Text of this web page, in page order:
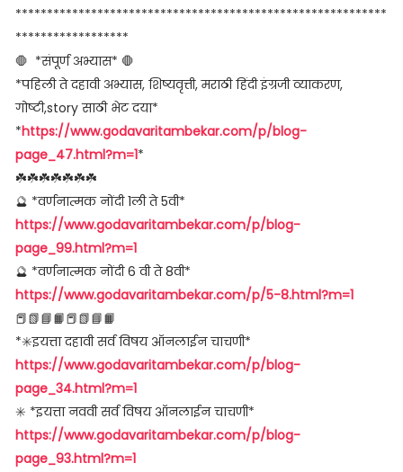
***********************************************************
******************
🛑 *संपूर्ण अभ्यास* 🛑
*पहिली ते दहावी अभ्यास, शिष्यवृत्ती, मराठी हिंदी इंग्रजी व्याकरण,
गोष्टी,story साठी भेट दया*
*https://www.godavaritambekar.com/p/blog-
page_47.html?m=1*
☘️☘️☘️☘️☘️☘️☘️
🔮 *वर्णनात्मक नोंदी 1ली ते 5वी*
https://www.godavaritambekar.com/p/blog-
page_99.html?m=1
🔮 *वर्णनात्मक नोंदी 6 वी ते 8वी*
https://www.godavaritambekar.com/p/5-8.html?m=1
📕📗📘📙📕📗📘📙
*✳️इयत्ता दहावी सर्व विषय ऑनलाईन चाचणी*
https://www.godavaritambekar.com/p/blog-
page_34.html?m=1
✳️ *इयत्ता नववी सर्व विषय ऑनलाईन चाचणी*
https://www.godavaritambekar.com/p/blog-
page_93.html?m=1